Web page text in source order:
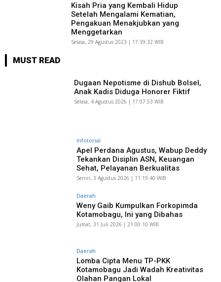
Kisah Pria yang Kembali Hidup
Setelah Mengalami Kematian,
Pengakuan Menakjubkan yang
Menggetarkan
Selasa, 29 Agustus 2023 | 17:39:32 WIB
MUST READ
Dugaan Nepotisme di Dishub Bolsel,
Anak Kadis Diduga Honorer Fiktif
Selasa, 4 Agustus 2026 | 17:07:53 WIB
Infotorial
Apel Perdana Agustus, Wabup Deddy
Tekankan Disiplin ASN, Keuangan
Sehat, Pelayanan Berkualitas
Senin, 3 Agustus 2026 | 11:19:40 WIB
Daerah
Weny Gaib Kumpulkan Forkopimda
Kotamobagu, Ini yang Dibahas
Jumat, 31 Juli 2026 | 21:00:10 WIB
Daerah
Lomba Cipta Menu TP-PKK
Kotamobagu Jadi Wadah Kreativitas
Olahan Pangan Lokal